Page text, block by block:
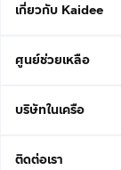
เกี่ยวกับ Kaidee
ศูนย์ช่วยเหลือ
บริษัทในเครือ
ติดต่อเรา